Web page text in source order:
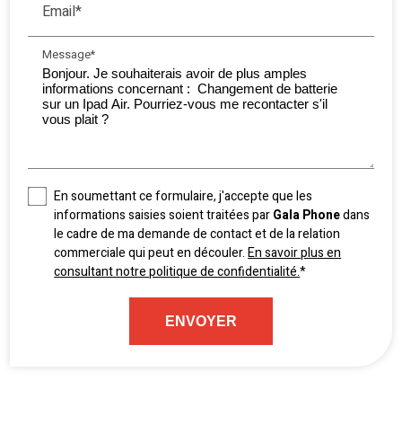
Email*
Message*
En soumettant ce formulaire, j'accepte que les
informations saisies soient traitées parGala Phonedans
le cadre de ma demande de contact et de la relation
commerciale qui peut en découler.En savoir plus en
consultant notre politique de confidentialité.*